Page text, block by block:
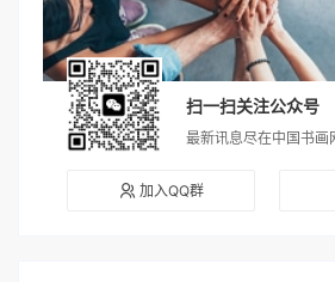
扫一扫关注公众号
最新讯息尽在中国书画
加入QQ群